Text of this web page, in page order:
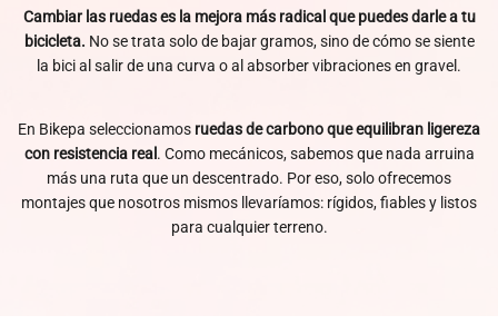
Cambiar las ruedas es la mejora más radical que puedes darle a tu
bicicleta. No se trata solo de bajar gramos, sino de cómo se siente
la bici al salir de una curva o al absorber vibraciones en gravel.
En Bikepa seleccionamos ruedas de carbono que equilibran ligereza
con resistencia real . Como mecánicos, sabemos que nada arruina
más una ruta que un descentrado. Por eso, solo ofrecemos
montajes que nosotros mismos llevaríamos: rígidos, fiables y listos
para cualquier terreno.